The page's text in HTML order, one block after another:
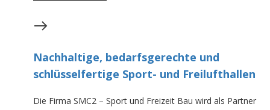
Nachhaltige, bedarfsgerechte und
schlüsselfertige Sport- und Freilufthallen
Die Firma SMC2 – Sport und Freizeit Bau wird als Partner